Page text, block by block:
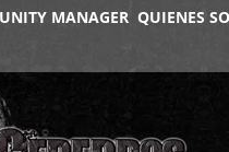
MANAGER QUIENES